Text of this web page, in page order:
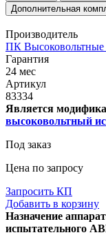
Дополнительная
Производитель
ПК Высоковольтные
Гарантия
24 мес
Артикул
83334
Является
высоковольтный
Под заказ
Цена по запросу
Запросить КП
Добавить в корзину
Назначение
испытательного